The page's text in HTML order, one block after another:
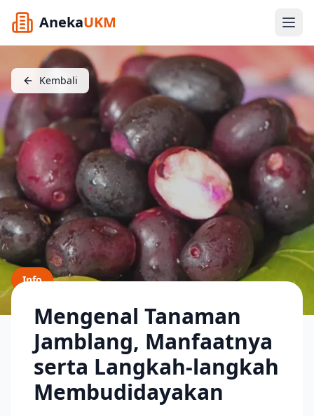
AnekaUKM
Kembali
Info
Mengenal Tanaman
Jamblang, Manfaatnya
serta Langkah-langkah
Membudidayakan